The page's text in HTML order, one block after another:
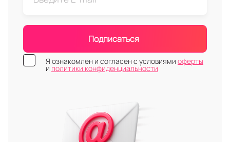
Подписаться
Я ознакомлен и согласен с условиями оферты
и политики конфиденциальности